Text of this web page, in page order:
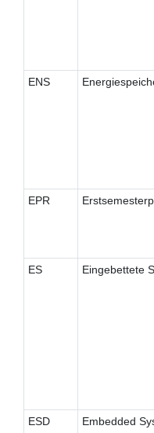
ENS
EPR
ES Eingebettete
ESD Embedded